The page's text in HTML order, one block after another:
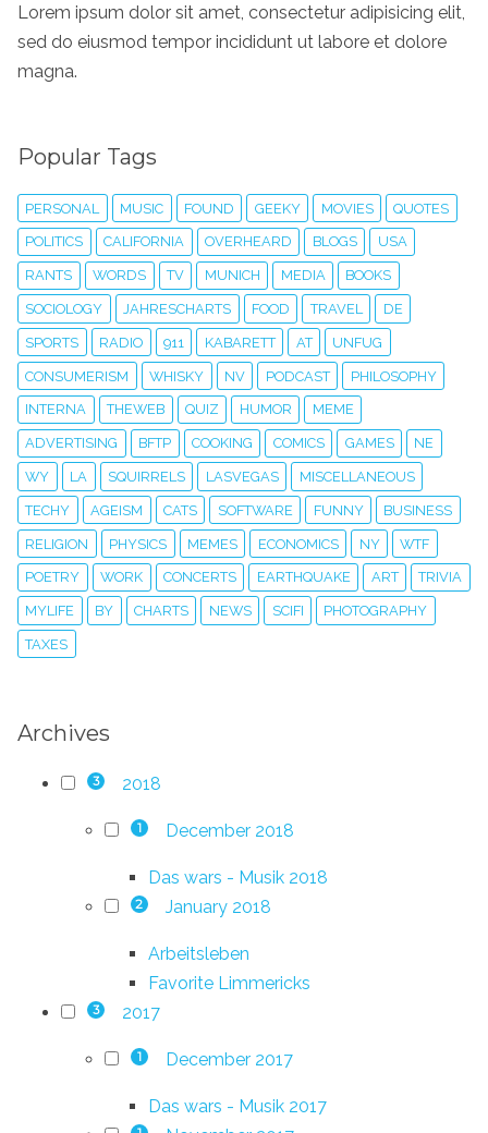
Lorem ipsum dolor sit amet, consectetur adipisicing elit,
sed do eiusmod tempor incididunt ut labore et dolore
magna.
Popular Tags
PERSONAL MUSIC FOUND GEEKY MOVIES QUOTES
POLITICS CALIFORNIA OVERHEARD BLOGS USA
RANTS WORDS TV MUNICH MEDIA BOOKS
SOCIOLOGY JAHRESCHARTS FOOD TRAVEL DE
SPORTS RADIO 911 KABARETT AT UNFUG
CONSUMERISM WHISKY NV PODCAST PHILOSOPHY
INTERNA THEWEB QUIZ HUMOR MEME
ADVERTISING BFTP COOKING COMICS GAMES NE
WY LA SQUIRRELS LASVEGAS MISCELLANEOUS
TECHY AGEISM CATS SOFTWARE FUNNY BUSINESS
RELIGION PHYSICS MEMES ECONOMICS NY WTF
POETRY WORK CONCERTS EARTHQUAKE ART TRIVIA
MYLIFE BY CHARTS NEWS SCIFI PHOTOGRAPHY
TAXES
Archives
3 2018
1 December 2018
Das wars - Musik 2018
2 January 2018
Arbeitsleben
Favorite Limmericks
3 2017
1 December 2017
Das wars - Musik 2017